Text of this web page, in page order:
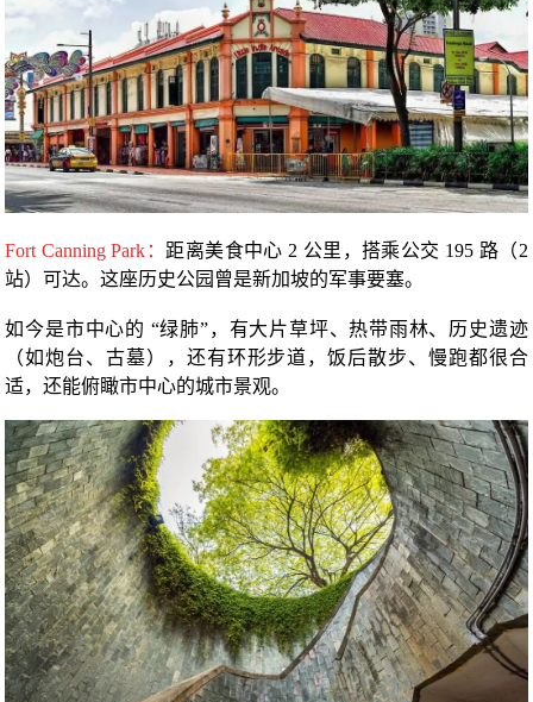
Fort Canning Park： 距离美食中心 2 公里，搭乘公交 195 路（2
站）可达。这座历史公园曾是新加坡的军事要塞。
如今是市中心的 “绿肺”，有大片草坪、热带雨林、历史遗迹
（如炮台、古墓），还有环形步道，饭后散步、慢跑都很合
适，还能俯瞰市中心的城市景观。